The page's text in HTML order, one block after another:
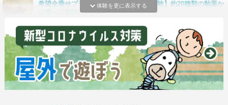
体験を更に表示する
希望全乗せプラン【ろくろの本格陶芸体験】約20種類の釉薬か
ら選べる陶芸の真骨頂！
〈窯元めぐりガイドツアー〉小石原焼・高取焼の窯元めぐり観
光（2名様からの予約プラン）
東峰村ツーリズム協会
ハリネズミふれあい60分！とっても癒される♪女性やカップル
にもおすすめ☆≪博多から徒歩7分！！当日予約可≫